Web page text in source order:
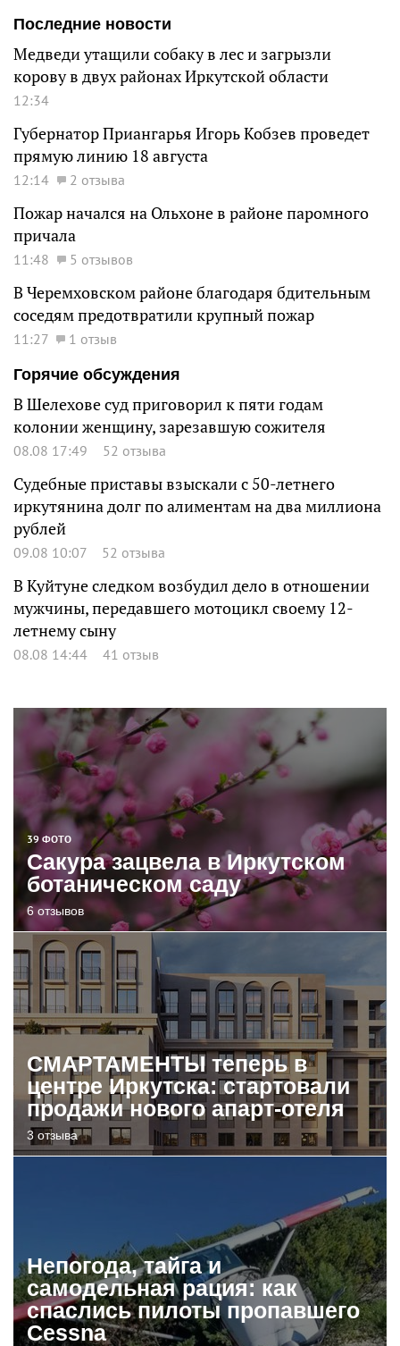
Последние новости
Медведи утащили собаку в лес и загрызли
корову в двух районах Иркутской области
12:34
Губернатор Приангарья Игорь Кобзев проведет
прямую линию 18 августа
12:14 2 отзыва
Пожар начался на Ольхоне в районе паромного
причала
11:48 5 отзывов
В Черемховском районе благодаря бдительным
соседям предотвратили крупный пожар
11:27
1 отзыв
Горячие обсуждения
В Шелехове суд приговорил к пяти годам
колонии женщину, зарезавшую сожителя
08.08 17:49 52 отзыва
Судебные приставы взыскали с 50-летнего
иркутянина долг по алиментам на два миллиона
рублей
09.08 10:07 52 отзыва
В Куйтуне следком возбудил дело в отношении
мужчины, передавшего мотоцикл своему 12-
летнему сыну
08.08 14:44 41 отзыв
39 ФОТО
Сакура зацвела в Иркутском
ботаническом саду
6 отзывов
СМАРТАМЕНТЫ теперь в
центре Иркутска: стартовали
продажи нового апарт-отеля
3 отзыва
Непогода, тайга и
самодельная рация: как
спаслись пилоты пропавшего
Cessna